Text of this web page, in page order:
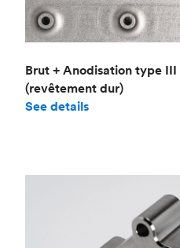
Brut + Anodisation type III
(revêtement dur)
See details